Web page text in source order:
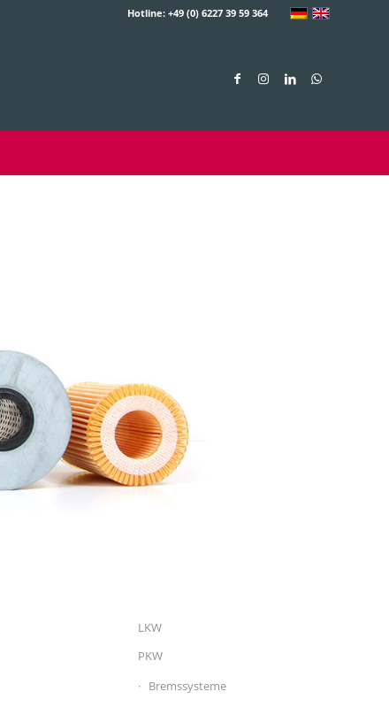
Hotline: +49 (0) 6227 39 59 364
LKW
PKW
Bremssysteme